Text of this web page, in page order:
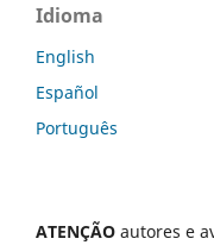
Idioma
English
Español
Português
ATENÇÃO autores e